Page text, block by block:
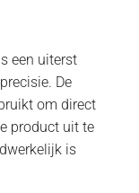
een uiterst
De
om direct
product uit te
is